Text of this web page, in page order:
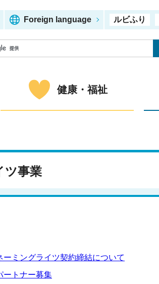
Foreign language ルビふり
健康・福祉
ツ事業
ーミングライツ契約締結について
ートナー募集